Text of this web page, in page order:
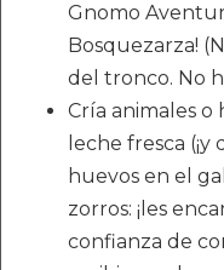
Gnomo
Bosquezarza!
del tronco. No
Cría animales o
leche fresca
huevos en el
zorros: ¡les
confianza de